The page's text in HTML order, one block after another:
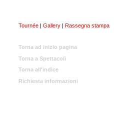
Tournée | Gallery | Rassegna stampa
Torna ad inizio pagina
Torna a Spettacoli
Torna all'indice
Richiesta informazioni